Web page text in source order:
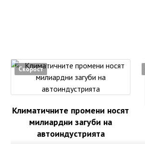
Скорост
Климатичните промени носят
милиардни загуби на
автоиндустрията